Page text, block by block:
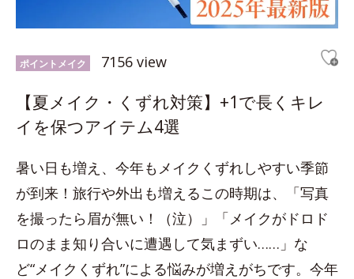
ポイントメイク 7156 view
【夏メイク・くずれ対策】+1で長くキレ
イを保つアイテム4選
暑い日も増え、今年もメイクくずれしやすい季節
が到来！旅行や外出も増えるこの時期は、「写真
を撮ったら眉が無い！（泣）」「メイクがドロド
ロのまま知り合いに遭遇して気まずい……」な
ど“メイクくずれ”による悩みが増えがちです。今年